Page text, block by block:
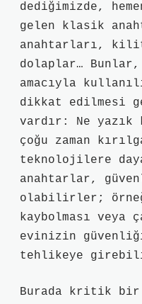
dediğimizde,
gelen klasik
anahtarları,
dolaplar…
amacıyla
dikkat edilmesi
vardır: Ne
çoğu zaman
teknolojilere
anahtarlar,
olabilirler;
kaybolması veya
evinizin
tehlikeye
Burada kritik bir